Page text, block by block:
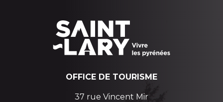
OFFICE DE TOURISME
37 rue Vincent Mir